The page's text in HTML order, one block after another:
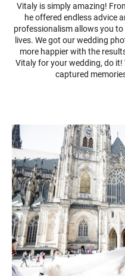
Vitaly is simply amazing!
he offered endless advice
professionalism allows you
lives. We got our wedding
more happier with the
Vitaly for your wedding, do it!
captured